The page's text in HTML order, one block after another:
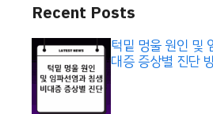
Recent Posts
턱밑 멍울 원인 및
대증 증상별 진단